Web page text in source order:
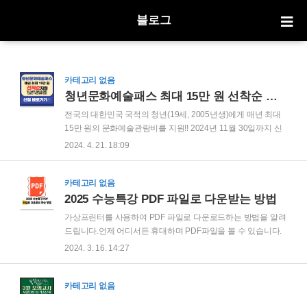
블로그
카테고리 없음
청년문화예술패스 최대 15만 원 선착순 지원!
전국의 대한민국 국적의 청년(19세, 2005년생)에게 매년 최대
15만 원의 문화예술관람비를 지원!! 2024년 11월 30일까지 신
청가능하며 16만 명까지 선착순으로 지원하니 서둘러 신청하
놓치지 마세요! *신청순으로 발급 (지역별 배정 예산 소진 시, 해
당 지역 발급 조기 마감) 온라인 신청 청년문화예술패스 * 협력
예매처 변경불가) ※ 복수의 예매처에서 발급받을 수 없으며, 최
초 발급한 예매처에서만 사용이 가능합니다. ex) 인터파크에서
신청 시 --> 인터파크에서만 사용가능 청년문화예술패스 사용
방법 및 ..
2024. 4. 21. 18:09
카테고리 없음
2025 수능특강 PDF 파일로 다운받는 방법
가상프린터를 사용하여 PDF 파일로 다운로드하는 방법을 알려
드립니다.언제 어디서든 휴대하며 PDF파일을 볼 수 있습니다.
수능공부 파이팅입니다.2025 수능특강 PDF 파일로 다운로드
실행시킨 후 왼쪽 상단 "프린터" 메뉴선택 → "프린터 설치" 선
2024. 3. 16. 14:27
카테고리 없음